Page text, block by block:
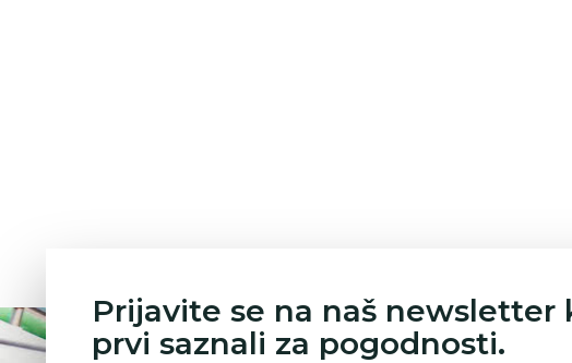
Prijavite se na naš newsletter
prvi saznali za pogodnosti.